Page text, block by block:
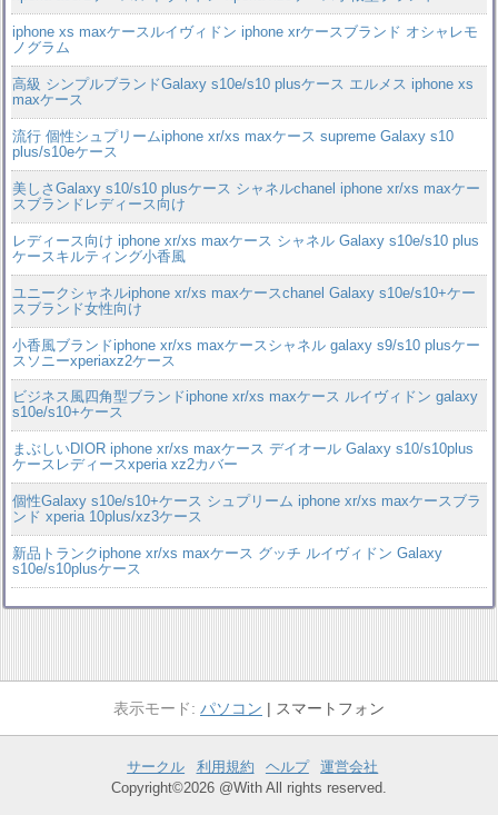
iphone xs maxケースルイヴィドン iphone xrケースブランド オシャレモ
ノグラム
高級 シンプルブランドGalaxy s10e/s10 plusケース エルメス iphone xs
maxケース
流行 個性シュプリームiphone xr/xs maxケース supreme Galaxy s10
plus/s10eケース
美しさGalaxy s10/s10 plusケース シャネルchanel iphone xr/xs maxケー
スブランドレディース向け
レディース向け iphone xr/xs maxケース シャネル Galaxy s10e/s10 plus
ケースキルティング小香風
ユニークシャネルiphone xr/xs maxケースchanel Galaxy s10e/s10+ケー
スブランド女性向け
小香風ブランドiphone xr/xs maxケースシャネル galaxy s9/s10 plusケー
スソニーxperiaxz2ケース
ビジネス風四角型ブランドiphone xr/xs maxケース ルイヴィドン galaxy
s10e/s10+ケース
まぶしいDIOR iphone xr/xs maxケース デイオール Galaxy s10/s10plus
ケースレディースxperia xz2カバー
個性Galaxy s10e/s10+ケース シュプリーム iphone xr/xs maxケースブラ
ンド xperia 10plus/xz3ケース
新品トランクiphone xr/xs maxケース グッチ ルイヴィドン Galaxy
s10e/s10plusケース
パソコン スマートフォン
サークル 利用規約 ヘルプ
運営会社
Copyright©2026 @With All rights reserved.